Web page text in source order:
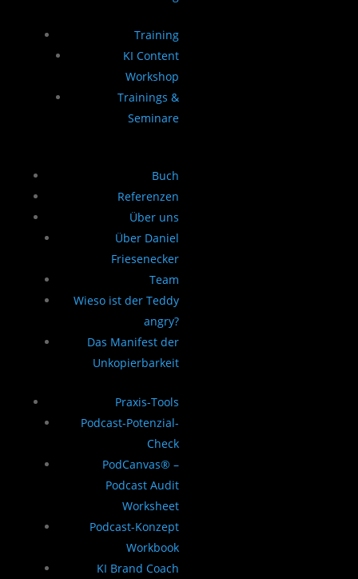
Training
KI Content
Workshop
Trainings &
Seminare
Buch
Referenzen
Über uns
Über Daniel
Friesenecker
Team
Wieso ist der Teddy
angry?
Das Manifest der
Unkopierbarkeit
Praxis-Tools
Podcast-Potenzial-
Check
PodCanvas® –
Podcast Audit
Worksheet
Podcast-Konzept
Workbook
KI Brand Coach